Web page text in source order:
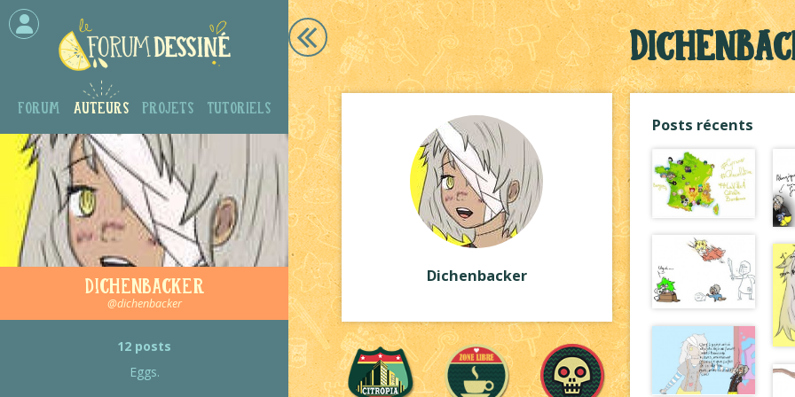
Forum Auteurs Projets Tutoriels
Dichenbacker
@dichenbacker
12 posts
Eggs.
Dichenbacker
Posts récents